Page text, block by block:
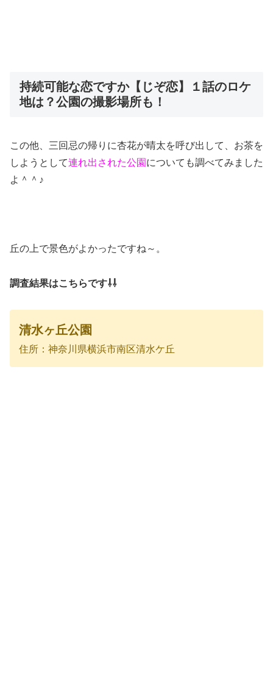
持続可能な恋ですか【じぞ恋】１話のロケ
地は？公園の撮影場所も！
この他、三回忌の帰りに杏花が晴太を呼び出して、お茶を
しようとして連れ出された公園 についても調べてみました
よ＾＾♪
丘の上で景色がよかったですね～。
調査結果はこちらです⇩⇩
清水ヶ丘公園
住所：神奈川県横浜市南区清水ケ丘